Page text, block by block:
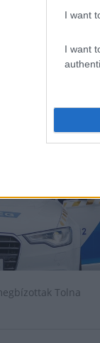
I want
I want
munkáját
Tolna